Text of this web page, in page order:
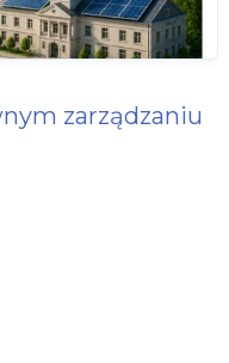
zarządzaniu